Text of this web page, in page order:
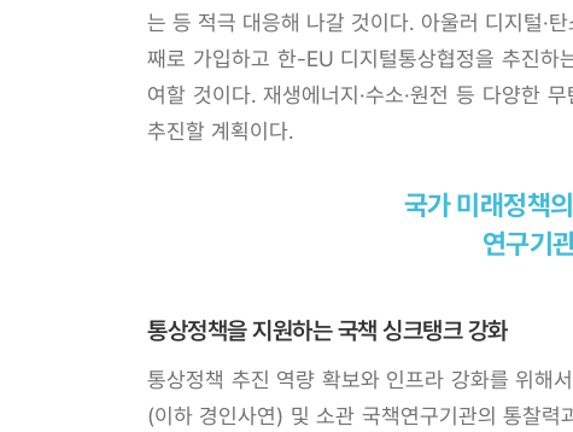
는 등 적극 대응해 나갈 것이다. 아울러 디지털·
째로 가입하고 한-EU 디지털통상협정을 추진
여할 것이다. 재생에너지·수소·원전 등 다양한
추진할 계획이다.
국가 미래정책
연구기
통상정책을 지원하는 국책 싱크탱크 강화
통상정책 추진 역량 확보와 인프라 강화를 위해
(이하 경인사연) 및 소관 국책연구기관의 통찰